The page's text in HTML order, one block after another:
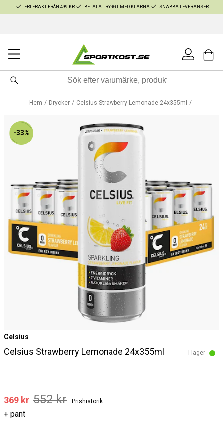
FRI FRAKT FRÅN 499 KR BETALA TRYGGT MED KLARNA SNABBA LEVERANSER
Hem Drycker Celsius Strawberry Lemonade 24x355ml
-33%
Celsius
Celsius Strawberry Lemonade 24x355ml I lager
369 kr 552 kr Prishistorik
+ pant